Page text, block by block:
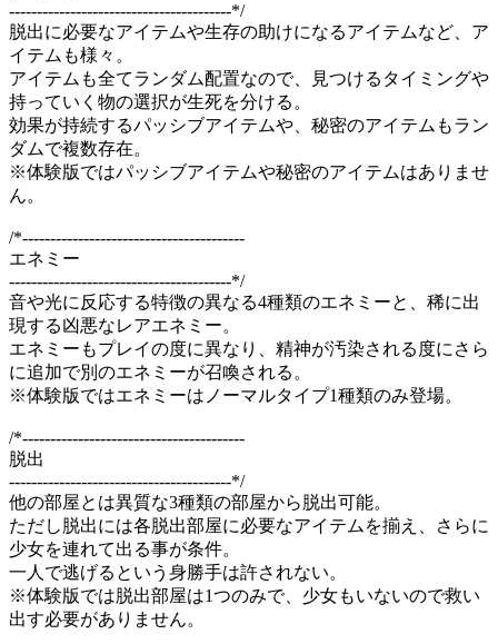
----------------------------------------*/
脱出に必要なアイテムや生存の助けになるアイテムなど、ア
イテムも様々。
アイテムも全てランダム配置なので、見つけるタイミングや
持っていく物の選択が生死を分ける。
効果が持続するパッシブアイテムや、秘密のアイテムもラン
ダムで複数存在。
※体験版ではパッシブアイテムや秘密のアイテムはありませ
ん。
/*----------------------------------------
エネミー
----------------------------------------*/
音や光に反応する特徴の異なる4種類のエネミーと、稀に出
現する凶悪なレアエネミー。
エネミーもプレイの度に異なり、精神が汚染される度にさら
に追加で別のエネミーが召喚される。
※体験版ではエネミーはノーマルタイプ1種類のみ登場。
/*----------------------------------------
脱出
----------------------------------------*/
他の部屋とは異質な3種類の部屋から脱出可能。
ただし脱出には各脱出部屋に必要なアイテムを揃え、さらに
少女を連れて出る事が条件。
一人で逃げるという身勝手は許されない。
※体験版では脱出部屋は1つのみで、少女もいないので救い
出す必要がありません。